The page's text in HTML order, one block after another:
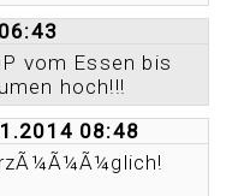
vom Essen bis
hoch!!!
08:48